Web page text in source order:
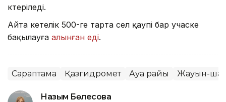
көтеріледі.
Айта кетелік 500-ге тарта сел қаупі бар учаске
бақылауға алынған еді.
Сараптама Қазгидромет Ауа райы Жауын-
Назым Бөлесова